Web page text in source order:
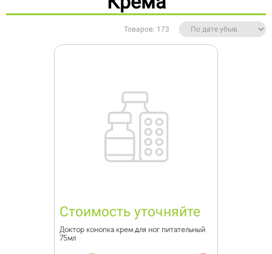
Товаров: 173
Стоимость уточняйте
Доктор конопка крем для ног питательный
75мл